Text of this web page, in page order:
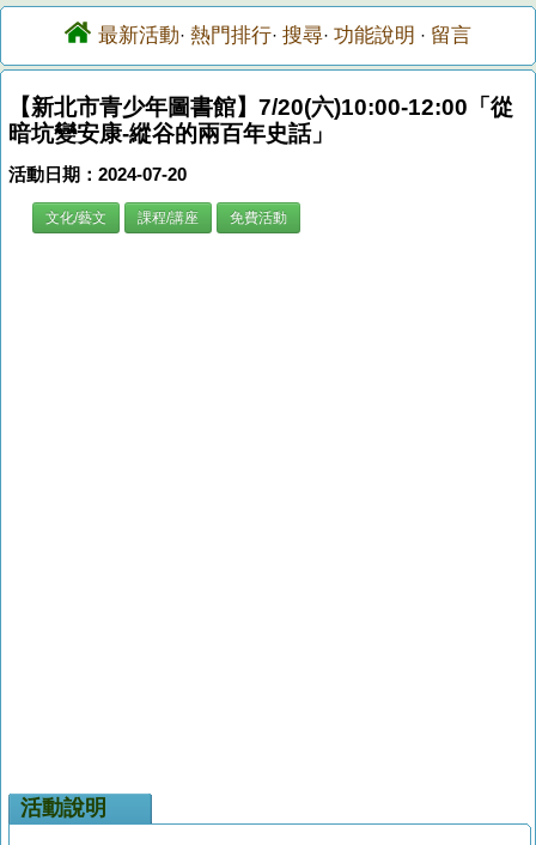
最新活動· 熱門排行· 搜尋· 功能說明 · 留言
【新北市青少年圖書館】7/20(六)10:00-12:00「從
暗坑變安康-縱谷的兩百年史話」
活動日期：2024-07-20
文化/藝文 課程/講座 免費活動
活動說明